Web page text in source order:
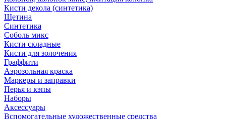
Кисти декола (синтетика)
Щетина
Синтетика
Соболь микс
Кисти складные
Кисти для золочения
Граффити
Аэрозольная краска
Маркеры и заправки
Перья и кэпы
Наборы
Аксессуары
Вспомогательные художественные средства